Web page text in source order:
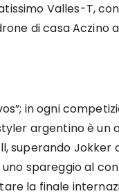
Valles-T,
di casa Aczino
in ogni
argentino è un
superando Jokker
spareggio al
la finale